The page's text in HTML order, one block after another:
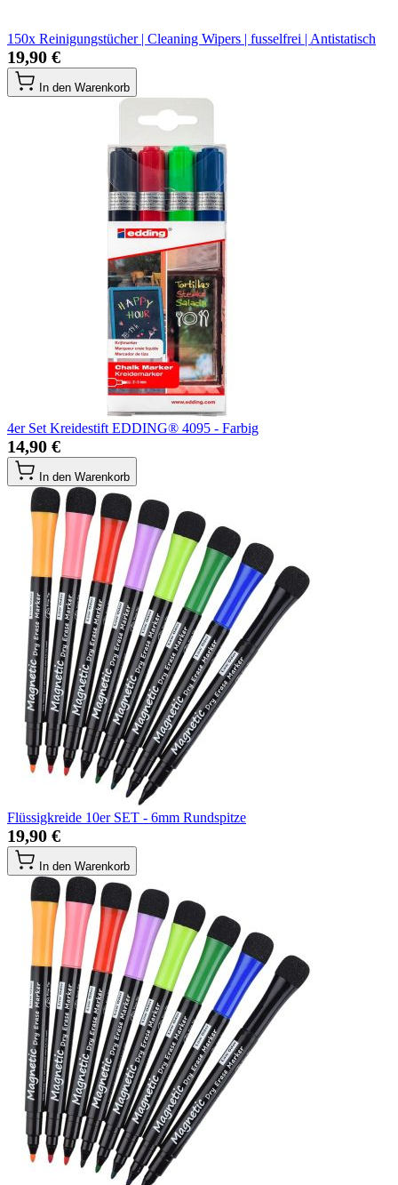
150x Reinigungstücher | Cleaning Wipers | fusselfrei | Antistatisch
19,90 €
In den Warenkorb
4er Set Kreidestift EDDING® 4095 - Farbig
14,90 €
In den Warenkorb
Flüssigkreide 10er SET - 6mm Rundspitze
19,90 €
In den Warenkorb